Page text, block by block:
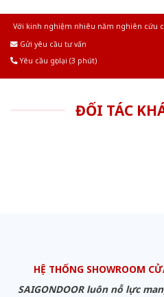
Với kinh nghiệm nhiêu năm nghiên cứu
Gửi yêu cầu tư vấn
Yêu cầu gọi lại (3 phút)
ĐỐI TÁC
HỆ THỐNG SHOWROOM
SAIGONDOOR luôn nỗ lực